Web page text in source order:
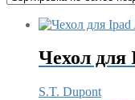
Чехол для
S.T. Dupont